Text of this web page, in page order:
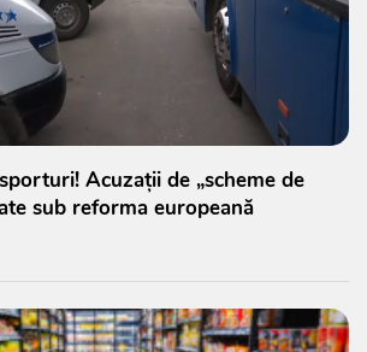
Acuzații de „scheme de
sub reforma europeană